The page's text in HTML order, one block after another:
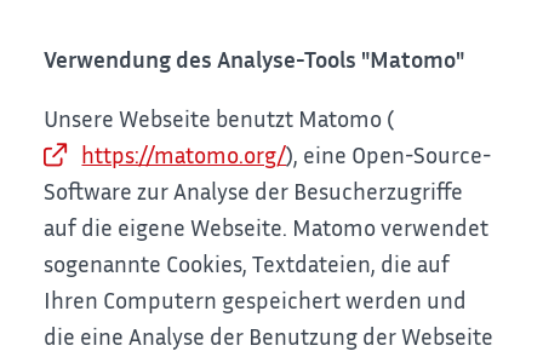
Verwendung des Analyse-Tools "Matomo"
Unsere Webseite benutzt Matomo (
https://matomo.org/), eine Open-Source-
Software zur Analyse der Besucherzugriffe
auf die eigene Webseite. Matomo verwendet
sogenannte Cookies, Textdateien, die auf
Ihren Computern gespeichert werden und
die eine Analyse der Benutzung der Webseite